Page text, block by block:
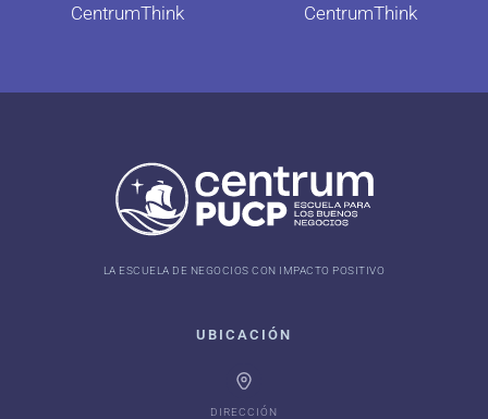
CentrumThink CentrumThink
LA ESCUELA DE NEGOCIOS CON IMPACTO POSITIVO
UBICACIÓN
DIRECCIÓN